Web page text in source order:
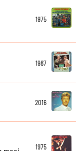
1975
1987
2016
1975